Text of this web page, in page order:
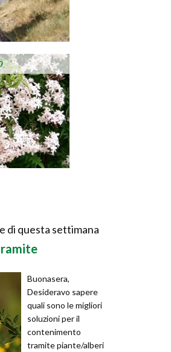
di questa settimana
Buonasera,
Desideravo sapere
quali sono le migliori
soluzioni per il
contenimento
tramite piante/alberi